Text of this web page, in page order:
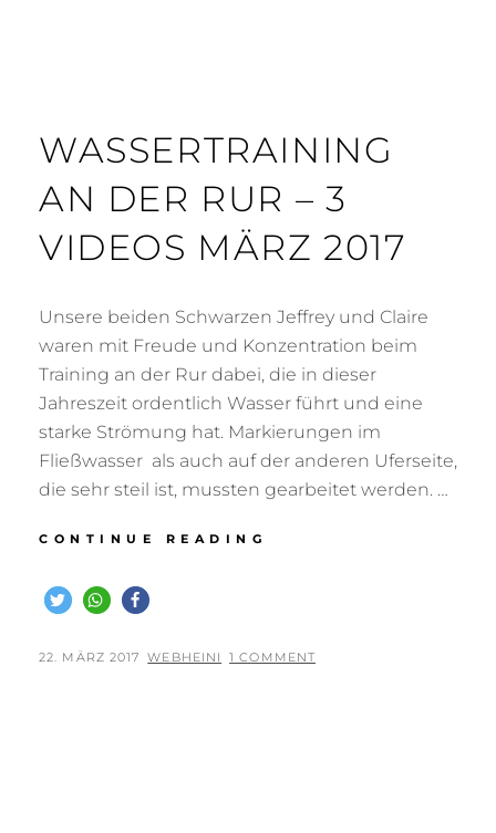
WASSERTRAINING
AN DER RUR – 3
VIDEOS MÄRZ 2017
Unsere beiden Schwarzen Jeffrey und Claire
waren mit Freude und Konzentration beim
Training an der Rur dabei, die in dieser
Jahreszeit ordentlich Wasser führt und eine
starke Strömung hat. Markierungen im
Fließwasser als auch auf der anderen Uferseite,
die sehr steil ist, mussten gearbeitet werden. …
CONTINUE READING
POSTED
22. MÄRZ 2017 BY
WEBHEINI 1 COMMENT